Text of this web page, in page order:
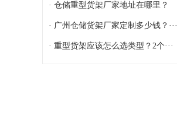
· 仓储重型货架厂家地址在哪里？
· 广州仓储货架厂家定制多少钱？···
· 重型货架应该怎么选类型？2个···